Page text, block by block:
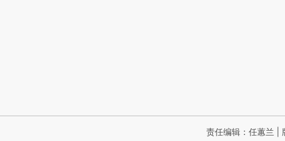
责任编辑：任蕙兰 |